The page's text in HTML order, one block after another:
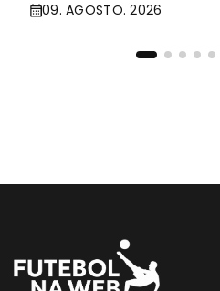
09. AGOSTO. 2026